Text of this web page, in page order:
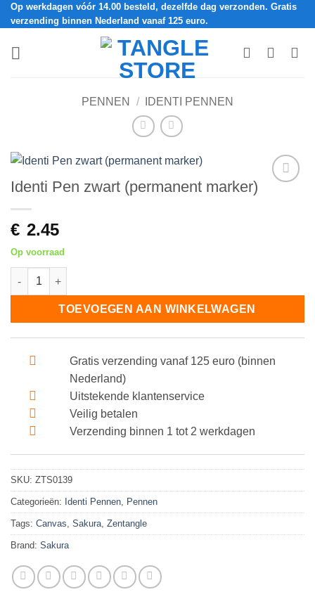
Ga
naar
Op werkdagen vóór 14.00 besteld, dezelfde dag verzonden. Gratis
verzending binnen Nederland vanaf 125 euro.
PENNEN / IDENTI PENNEN
Identi Pen zwart (permanent marker)
€ 2.45
Op voorraad
Identi Pen zwart (permanent marker) aantal
TOEVOEGEN AAN WINKELWAGEN
Gratis verzending vanaf 125 euro (binnen
Nederland)
Uitstekende klantenservice
Veilig betalen
Verzending binnen 1 tot 2 werkdagen
SKU: ZTS0139
Categorieën: Identi Pennen, Pennen
Tags: Canvas, Sakura, Zentangle
Brand: Sakura